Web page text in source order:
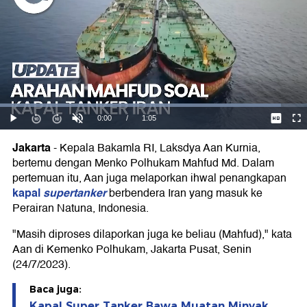
Jakarta-Kepala Bakamla RI, Laksdya Aan Kurnia,
bertemu dengan Menko Polhukam Mahfud Md. Dalam
pertemuan itu, Aan juga melaporkan ihwal penangkapan
kapalsupertankerberbendera Iran yang masuk ke
Perairan Natuna, Indonesia.
"Masih diproses dilaporkan juga ke beliau (Mahfud)," kata
Aan di Kemenko Polhukam, Jakarta Pusat, Senin
(24/7/2023).
Baca juga: